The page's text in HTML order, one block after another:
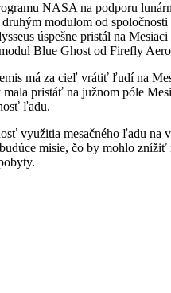
NASA na podporu
modulom od
úspešne pristál na
Blue Ghost od Firefly
má za cieľ vrátiť ľudí na
pristáť na južnom póle
ľadu.
využitia mesačného ľadu na
misie, čo by mohlo znížiť